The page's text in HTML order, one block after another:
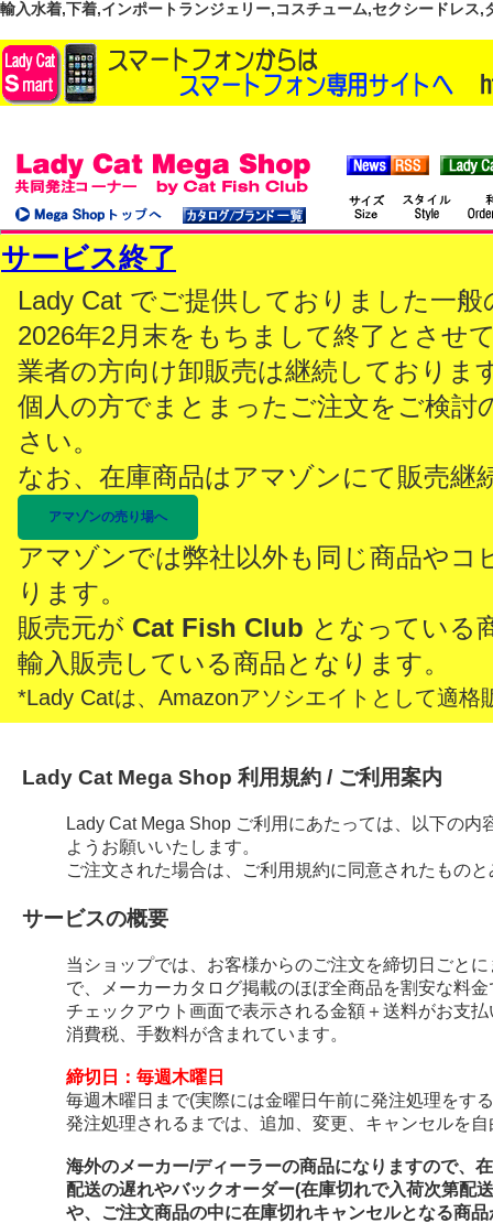
輸入水着,下着,インポートランジェリー,コスチューム,セクシードレス
サービス終了
Lady Cat でご提供しておりました一
2026年2月末をもちまして終了とさせ
業者の方向け卸販売は継続しておりま
個人の方でまとまったご注文をご検討
さい。
なお、在庫商品はアマゾンにて販売継
アマゾンの売り場へ
アマゾンでは弊社以外も同じ商品やコ
ります。
販売元が Cat Fish Club となっている
輸入販売している商品となります。
*Lady Catは、Amazonアソシエイトとして適格
Lady Cat Mega Shop 利用規約 / ご利用案内
Lady Cat Mega Shop ご利用にあたっては、以下の
ようお願いいたします。
ご注文された場合は、ご利用規約に同意されたもの
サービスの概要
当ショップでは、お客様からのご注文を締切日ごと
で、メーカーカタログ掲載のほぼ全商品を割安な料
チェックアウト画面で表示される金額＋送料がお支
消費税、手数料が含まれています。
締切日：毎週木曜日
毎週木曜日まで(実際には金曜日午前に発注処理をす
発注処理されるまでは、追加、変更、キャンセルを
海外のメーカー/ディーラーの商品になりますので、
配送の遅れやバックオーダー(在庫切れで入荷次第配
や、ご注文商品の中に在庫切れキャンセルとなる商